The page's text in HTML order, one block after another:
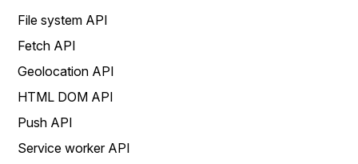
File system API
Fetch API
Geolocation API
HTML DOM API
Push API
Service worker API